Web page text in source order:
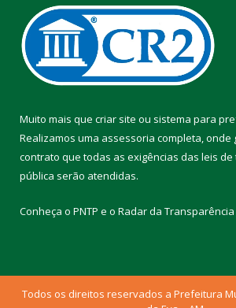
Muito mais que criar site ou sistema para
Realizamos uma assessoria completa, onde
contrato que todas as exigências das leis de
pública serão atendidas.
Conheça o PNTP e o Radar da Transparência
Todos os direitos reservados a Prefeitura